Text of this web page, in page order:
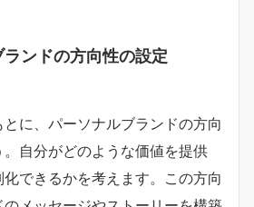
ンドの方向性の設定
に、パーソナルブランドの方向
自分がどのような価値を提供
できるかを考えます。この方向